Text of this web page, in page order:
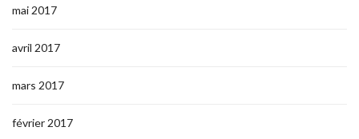
mai 2017
avril 2017
mars 2017
février 2017